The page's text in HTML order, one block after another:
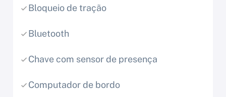
Bloqueio de tração
Bluetooth
Chave com sensor de presença
Computador de bordo